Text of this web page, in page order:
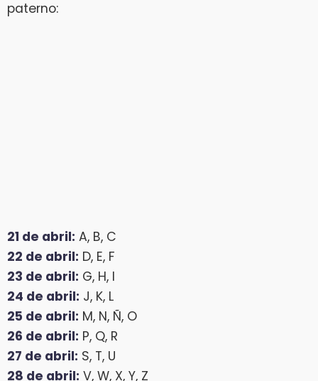
paterno:
21 de abril: A, B, C
22 de abril: D, E, F
23 de abril: G, H, I
24 de abril: J, K, L
25 de abril: M, N, Ñ, O
26 de abril: P, Q, R
27 de abril: S, T, U
28 de abril: V, W, X, Y, Z